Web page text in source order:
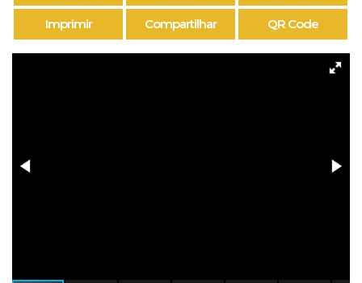
Imprimir Compartilhar QR Code